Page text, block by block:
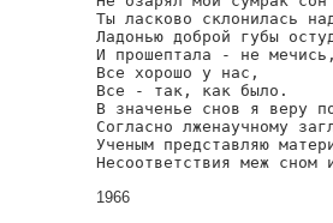
Ты ласково склонилась
Ладонью доброй губы
И прошептала - не
Все хорошо у нас,
Все - так, как было.
В значенье снов я веру
Согласно лженаучному
Ученым представляю
1966